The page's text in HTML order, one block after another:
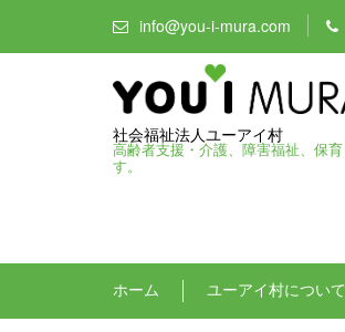
info@you-i-mura.com
社会福祉法人ユーアイ村
高齢者支援・介護、障害福祉、保
す。
ホーム ユーアイ村について